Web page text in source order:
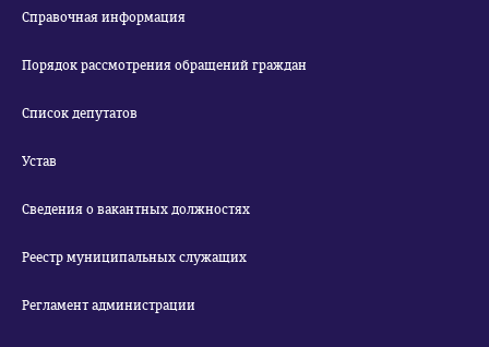
Справочная информация
Порядок рассмотрения обращений граждан
Список депутатов
Устав
Сведения о вакантных должностях
Реестр муниципальных служащих
Регламент администрации